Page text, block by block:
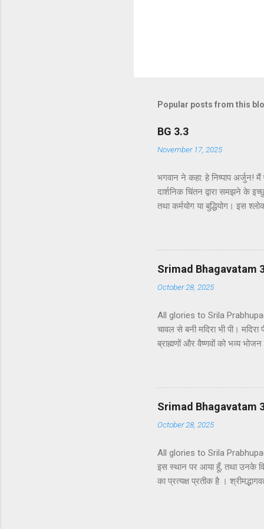
Popular posts from this
BG 3.3
November 17, 2025
भगवान ने कहा: हे निष्पाप अर्जुन!
दार्शनिक चिंतन द्वारा समझने के
तथा कर्मयोग या बुद्धियोग। इस
कि दूसरे अध्याय के इकसठवें श्लोक
से मनुष्य कर्म के बंधनों से मुक्त हो
गया है - कि यह बुद्धि-योग पूर्णतः
Srimad Bhagavatam
October 28, 2025
All glories to Srila
चावल से बनी मदिरा भी पी।
ब्राह्मणों और वैष्णवों को भव्य
बनी एक प्रकार की हल्की
कठोर वचनों का प्रयोग करने लगे
सकता है। वृष्णि और भोज के
Srimad Bhagavatam
October 28, 2025
All glories to Srila
इस स्थान पर आया हूँ, तथा उनके
का प्रत्यक्ष प्रतीक है ।
विज्ञान हैं जिन्हें भगवद्गीता के